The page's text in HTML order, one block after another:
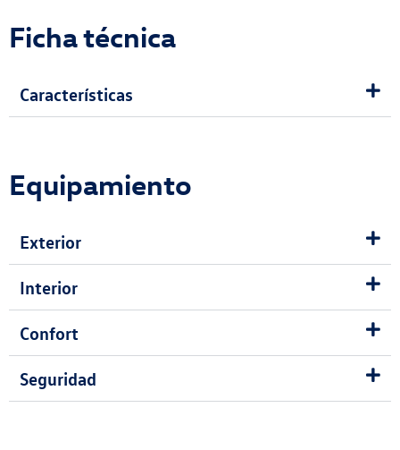
Ficha técnica
Características
Equipamiento
Exterior
Interior
Confort
Seguridad